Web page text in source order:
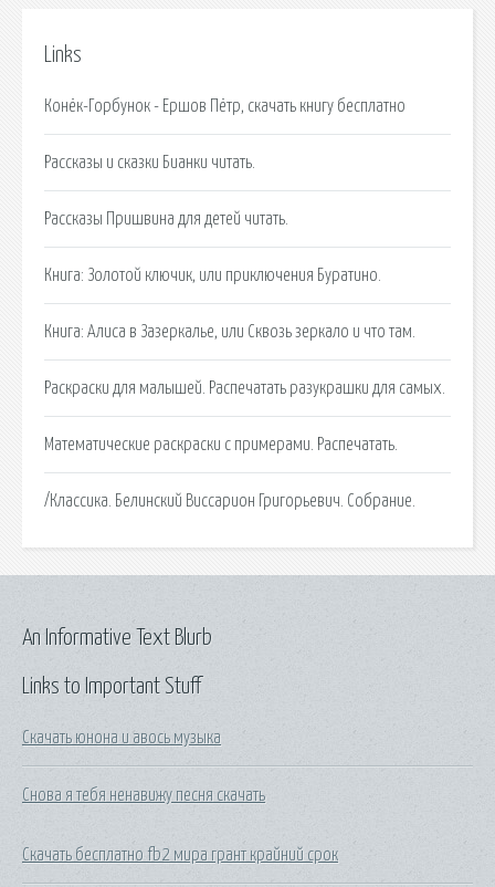
Links
Конёк-Горбунок - Ершов Пётр, скачать книгу бесплатно
Рассказы и сказки Бианки читать.
Рассказы Пришвина для детей читать.
Книга: Золотой ключик, или приключения Буратино.
Книга: Алиса в Зазеркалье, или Сквозь зеркало и что там.
Раскраски для малышей. Распечатать разукрашки для самых.
Математические раскраски с примерами. Распечатать.
/Классика. Белинский Виссарион Григорьевич. Собрание.
Links to Important Stuff
Скачать юнона и авось музыка
Снова я тебя ненавижу песня скачать
Скачать бесплатно fb2 мира грант крайний срок
An Informative Text Blurb